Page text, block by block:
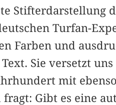
Stifterdarstellung
Turfan-
Farben und
Sie versetzt
mit
fragt: Gibt es eine